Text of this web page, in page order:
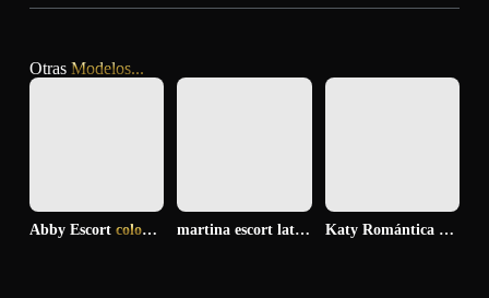
Otras Modelos...
Abby Escort colombiana morena ilusionada martina escort latina amorosa y tierna Katy Romántica